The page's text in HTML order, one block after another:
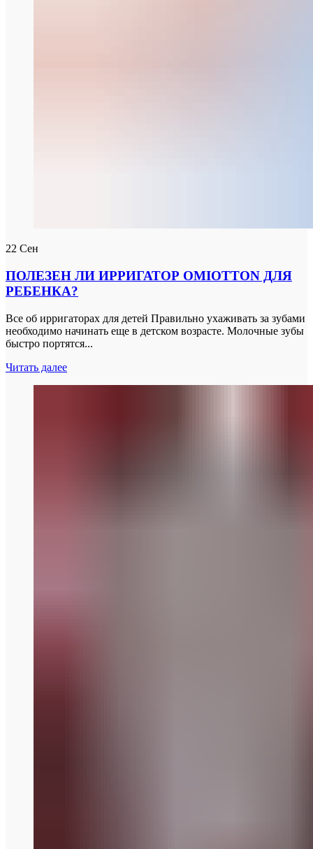
22 Сен
ПОЛЕЗЕН ЛИ ИРРИГАТОР OMIOTTON ДЛЯ
РЕБЕНКА?
Все об ирригаторах для детей Правильно ухаживать за зубами
необходимо начинать еще в детском возрасте. Молочные зубы
быстро портятся...
Читать далее